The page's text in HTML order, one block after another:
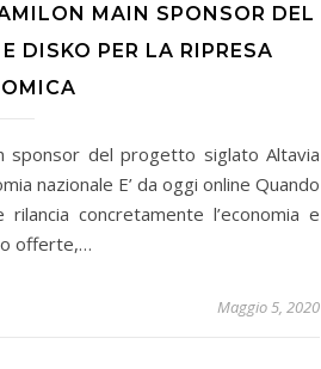
MAIN SPONSOR DEL
DISKO PER LA RIPRESA
sponsor del progetto siglato Altavia
nazionale E’ da oggi online Quando
concretamente l’economia e
offerte,…
Maggio 5, 2020